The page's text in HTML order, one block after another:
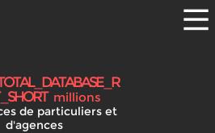
OTA
L_DATABAS
E_R
SHOR
T millions
de particuliers et
d'agences